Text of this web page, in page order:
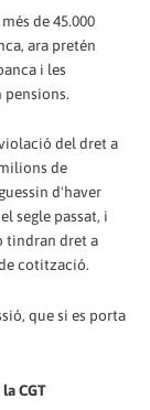
de 45.000
ara pretén
i les
pensions.
del dret a
de
d'haver
segle passat, i
tindran dret a
cotització.
que si es porta
CGT